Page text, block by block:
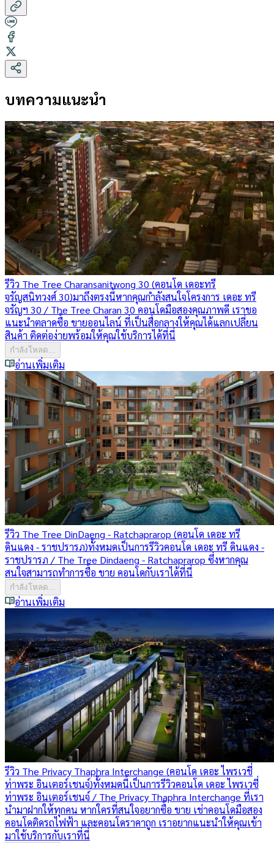
บทความแนะนำ
รีวิว The Tree Charansanitwong 30 (คอนโด เดอะทรี
จรัญสนิทวงศ์ 30)มาถึงตรงนี้หากคุณกำลังสนใจโครงการ เดอะ ทรี
จรัญฯ 30 / The Tree Charan 30 คอนโดมือสองคุณภาพดี เราขอ
แนะนำตลาดซื้อ ขายออนไลน์ ที่เป็นสื่อกลางให้คุณได้แลกเปลี่ยน
สินค้า ติดต่อง่ายพร้อมให้คุณใช้บริการได้ที่นี่
กำลังโหลด...
อ่านเพิ่มเติม
รีวิว The Tree DinDaeng - Ratchaprarop (คอนโด เดอะ ทรี
ดินแดง - ราชปรารภ)ทั้งหมดเป็นการรีวิวคอนโด เดอะ ทรี ดินแดง -
ราชปรารภ / The Tree Dindaeng - Ratchaprarop ซึ่งหากคุณ
สนใจสามารถทำการซื้อ ขาย คอนโดกับเราได้ที่นี่
กำลังโหลด...
อ่านเพิ่มเติม
รีวิว The Privacy Thaphra Interchange (คอนโด เดอะ ไพรเวชี่
ท่าพระ อินเตอร์เชนจ์)ทั้งหมดนี้เป็นการรีวิวคอนโด เดอะ ไพรเวซี่
ท่าพระ อินเตอร์เชนจ์ / The Privacy Thaphra Interchange ที่เรา
นำมาฝากให้ทุกคน หากใครที่สนใจอยากซื้อ ขาย เช่าคอนโดมือสอง
คอนโดติดรถไฟฟ้า และคอนโดราคาถูก เราอยากแนะนำให้คุณเข้า
มาใช้บริการกับเราที่นี่